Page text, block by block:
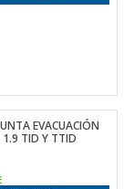
EVACUACIÓN
1.9 TID Y TTID